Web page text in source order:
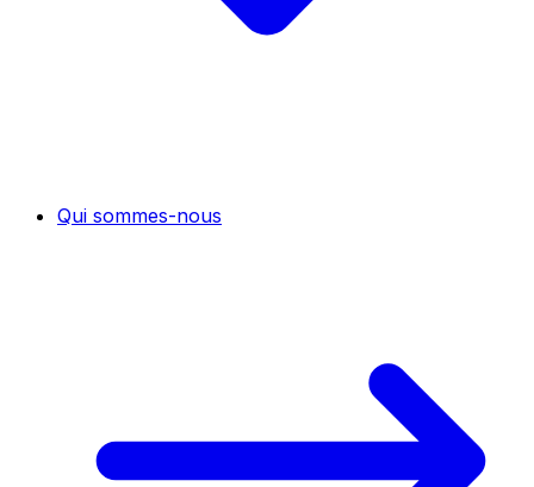
Qui sommes-nous